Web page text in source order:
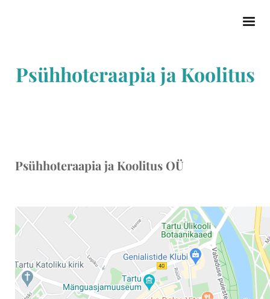
Psühhoteraapia ja Koolitus
Psühhoteraapia ja Koolitus OÜ